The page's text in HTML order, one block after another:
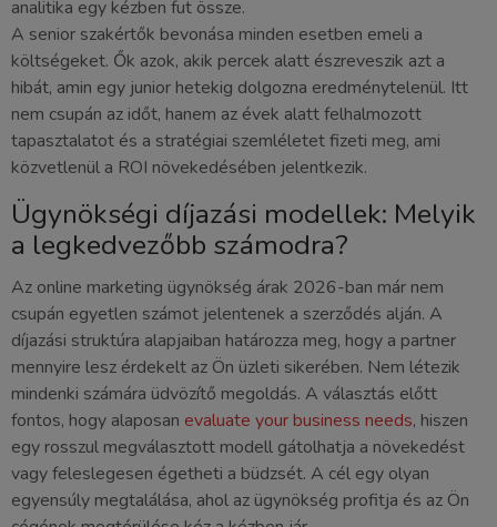
analitika egy kézben fut össze.
A senior szakértők bevonása minden esetben emeli a
költségeket. Ők azok, akik percek alatt észreveszik azt a
hibát, amin egy junior hetekig dolgozna eredménytelenül. Itt
nem csupán az időt, hanem az évek alatt felhalmozott
tapasztalatot és a stratégiai szemléletet fizeti meg, ami
közvetlenül a ROI növekedésében jelentkezik.
Ügynökségi díjazási modellek: Melyik
a legkedvezőbb számodra?
Az online marketing ügynökség árak 2026-ban már nem
csupán egyetlen számot jelentenek a szerződés alján. A
díjazási struktúra alapjaiban határozza meg, hogy a partner
mennyire lesz érdekelt az Ön üzleti sikerében. Nem létezik
mindenki számára üdvözítő megoldás. A választás előtt
fontos, hogy alaposan evaluate your business needs, hiszen
egy rosszul megválasztott modell gátolhatja a növekedést
vagy feleslegesen égetheti a büdzsét. A cél egy olyan
egyensúly megtalálása, ahol az ügynökség profitja és az Ön